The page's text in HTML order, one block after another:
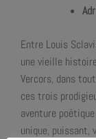
Entre Louis
une vieille
Vercors, dans
ces trois
aventure
unique, puissant,